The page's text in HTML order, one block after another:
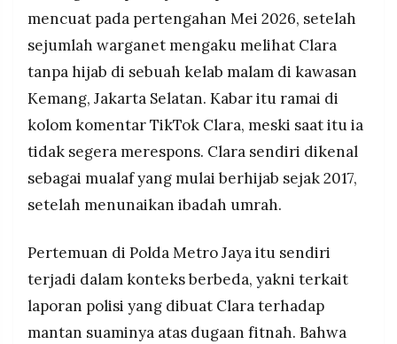
mencuat pada pertengahan Mei 2026, setelah
sejumlah warganet mengaku melihat Clara
tanpa hijab di sebuah kelab malam di kawasan
Kemang, Jakarta Selatan. Kabar itu ramai di
kolom komentar TikTok Clara, meski saat itu ia
tidak segera merespons. Clara sendiri dikenal
sebagai mualaf yang mulai berhijab sejak 2017,
setelah menunaikan ibadah umrah.
Pertemuan di Polda Metro Jaya itu sendiri
terjadi dalam konteks berbeda, yakni terkait
laporan polisi yang dibuat Clara terhadap
mantan suaminya atas dugaan fitnah. Bahwa